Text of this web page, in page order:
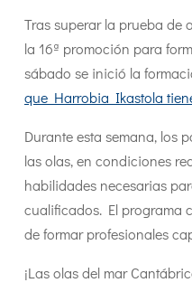
Tras superar la prueba de
la 16ª promoción para
sábado se inició la
que Harrobia Ikastola
Durante esta semana, los
las olas, en condiciones
habilidades necesarias
cualificados. El programa
de formar profesionales
¡Las olas del mar